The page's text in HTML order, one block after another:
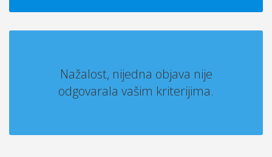
Nažalost, nijedna objava nije
odgovarala vašim kriterijima.